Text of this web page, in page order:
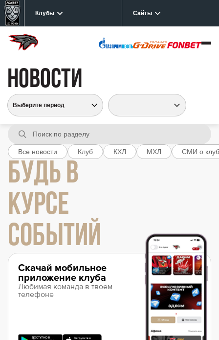
Клубы Сайты
НОВОСТИ
Все новости Клуб КХЛ МХЛ СМИ о
БУДЬ В
КУРСЕ
СОБЫТИЙ
Скачай мобильное
приложение клуба
Любимая команда в твоем
телефоне